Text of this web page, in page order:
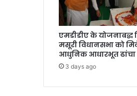
म
ला
ओं
को
कि
या
म्मा
एमडीडीए के योजनाबद्ध
मसूरी विधानसभा को
आधुनिक आधारभूत ढांचा
3 days ago